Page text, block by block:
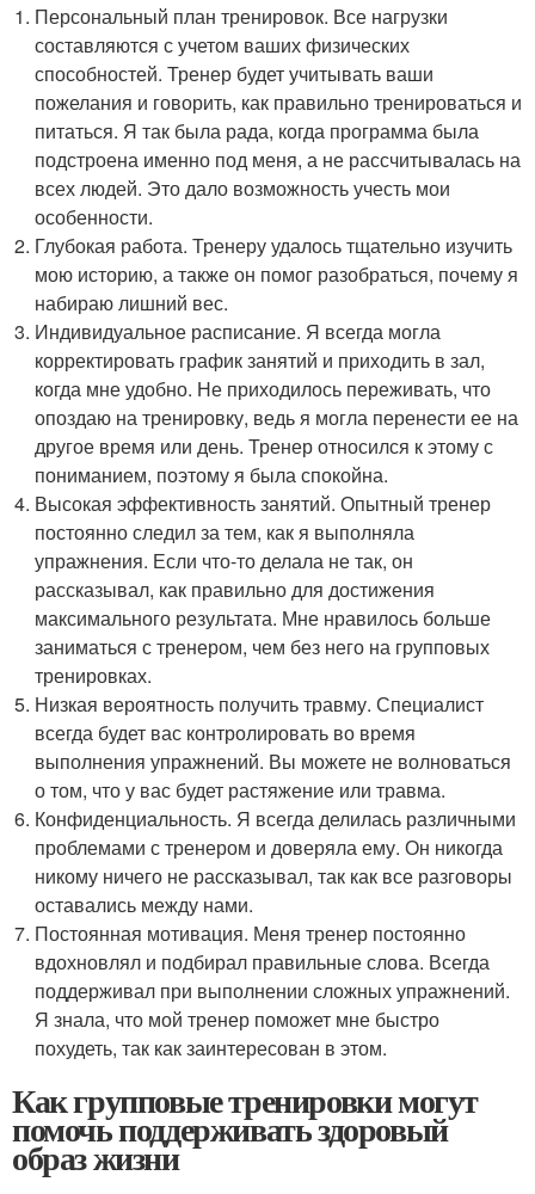
Персональный план тренировок. Все нагрузки
составляются с учетом ваших физических
способностей. Тренер будет учитывать ваши
пожелания и говорить, как правильно тренироваться и
питаться. Я так была рада, когда программа была
подстроена именно под меня, а не рассчитывалась на
всех людей. Это дало возможность учесть мои
особенности.
Глубокая работа. Тренеру удалось тщательно изучить
мою историю, а также он помог разобраться, почему я
набираю лишний вес.
Индивидуальное расписание. Я всегда могла
корректировать график занятий и приходить в зал,
когда мне удобно. Не приходилось переживать, что
опоздаю на тренировку, ведь я могла перенести ее на
другое время или день. Тренер относился к этому с
пониманием, поэтому я была спокойна.
Высокая эффективность занятий. Опытный тренер
постоянно следил за тем, как я выполняла
упражнения. Если что-то делала не так, он
рассказывал, как правильно для достижения
максимального результата. Мне нравилось больше
заниматься с тренером, чем без него на групповых
тренировках.
Низкая вероятность получить травму. Специалист
всегда будет вас контролировать во время
выполнения упражнений. Вы можете не волноваться
о том, что у вас будет растяжение или травма.
Конфиденциальность. Я всегда делилась различными
проблемами с тренером и доверяла ему. Он никогда
никому ничего не рассказывал, так как все разговоры
оставались между нами.
Постоянная мотивация. Меня тренер постоянно
вдохновлял и подбирал правильные слова. Всегда
поддерживал при выполнении сложных упражнений.
Я знала, что мой тренер поможет мне быстро
похудеть, так как заинтересован в этом.
Как групповые тренировки могут
помочь поддерживать здоровый
образ жизни